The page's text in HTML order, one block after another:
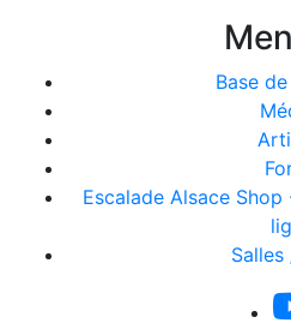
Base
Escalade Alsace